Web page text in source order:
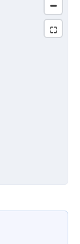
seinen
Das